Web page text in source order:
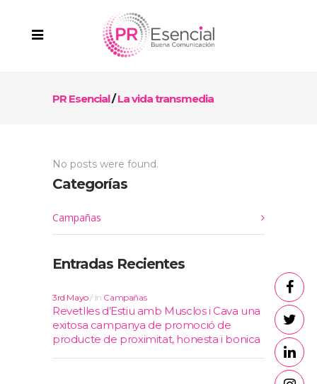
PR Esencial/La vida transmedia
No posts were found.
Categorías
Campañas
Entradas Recientes
3rd Mayo In Campañas
Revetlles d’Estiu amb Musclos i Cava una
exitosa campanya de promoció de
producte de proximitat, honesta i bonica